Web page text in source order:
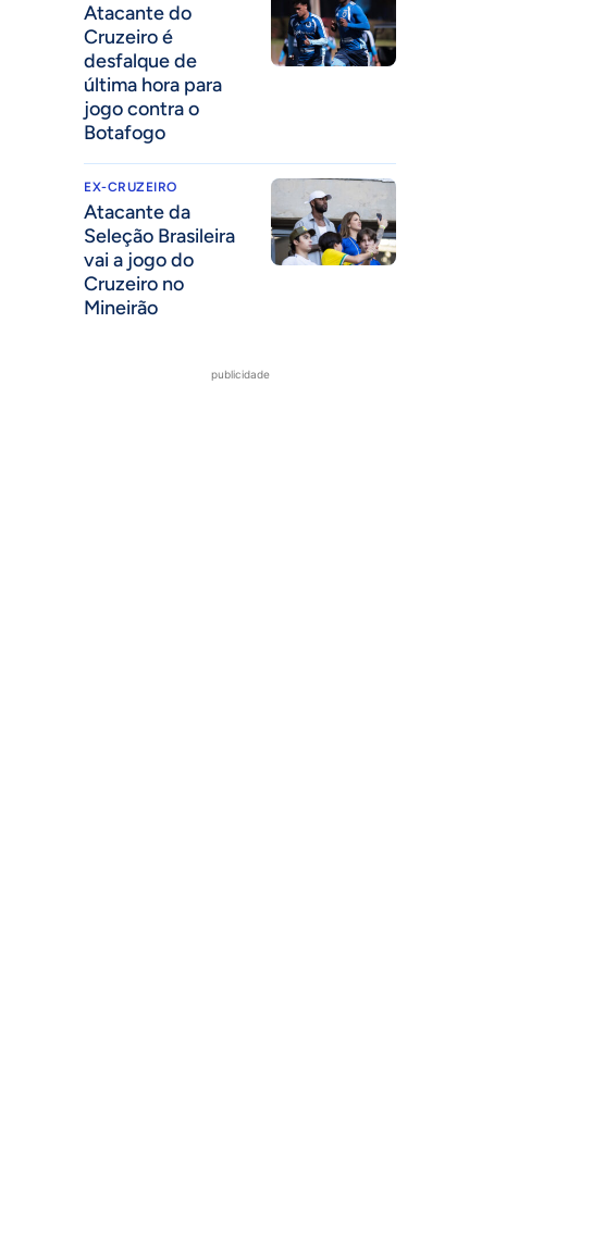
Atacante do
Cruzeiro é
desfalque de
última hora para
jogo contra o
Botafogo
EX-CRUZEIRO
Atacante da
Seleção Brasileira
vai a jogo do
Cruzeiro no
Mineirão
publicidade